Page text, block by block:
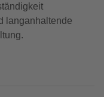
langanhaltende